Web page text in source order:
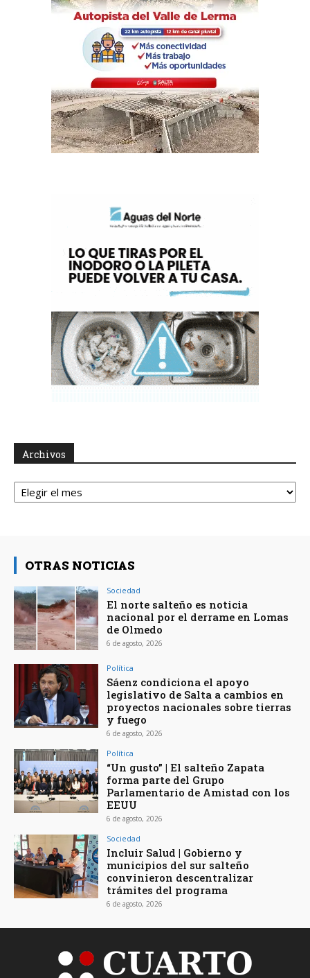
Archivos
Archivos
OTRAS NOTICIAS
Sociedad
El norte salteño es noticia
nacional por el derrame en Lomas
de Olmedo
6 de agosto, 2026
Política
Sáenz condiciona el apoyo
legislativo de Salta a cambios en
proyectos nacionales sobre tierras
y fuego
6 de agosto, 2026
Política
“Un gusto” | El salteño Zapata
forma parte del Grupo
Parlamentario de Amistad con los
EEUU
6 de agosto, 2026
Sociedad
Incluir Salud | Gobierno y
municipios del sur salteño
convinieron descentralizar
trámites del programa
6 de agosto, 2026